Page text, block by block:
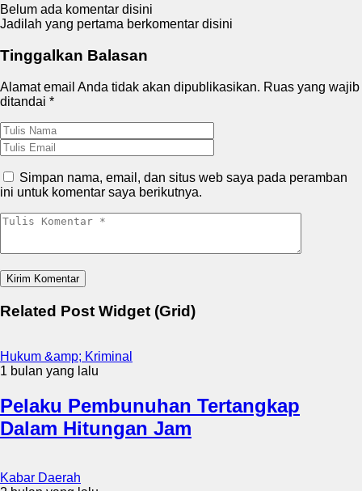
Belum ada komentar disini
Jadilah yang pertama berkomentar disini
Tinggalkan Balasan
Alamat email Anda tidak akan dipublikasikan. Ruas yang wajib
ditandai *
Simpan nama, email, dan situs web saya pada peramban
ini untuk komentar saya berikutnya.
Related Post Widget (Grid)
Hukum &amp; Kriminal
1 bulan yang lalu
Pelaku Pembunuhan Tertangkap
Dalam Hitungan Jam
Kabar Daerah